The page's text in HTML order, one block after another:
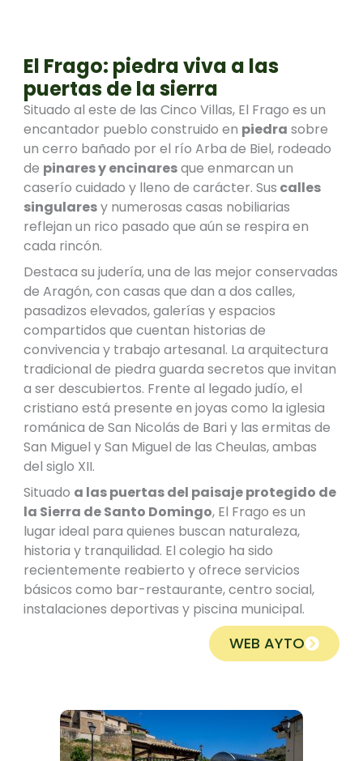
El Frago: piedra viva a las
puertas de la sierra
Situado al este de las Cinco Villas, El Frago es un
encantador pueblo construido en piedra sobre
un cerro bañado por el río Arba de Biel, rodeado
de pinares y encinaresque enmarcan un
caserío cuidado y lleno de carácter. Sus calles
singularesy numerosas casas nobiliarias
reflejan un rico pasado que aún se respira en
cada rincón.
Destaca su judería, una de las mejor conservadas
de Aragón, con casas que dan a dos calles,
pasadizos elevados, galerías y espacios
compartidos que cuentan historias de
convivencia y trabajo artesanal. La arquitectura
tradicional de piedra guarda secretos que invitan
a ser descubiertos. Frente al legado judío, el
cristiano está presente en joyas como la iglesia
románica de San Nicolás de Bari y las ermitas de
San Miguel y San Miguel de las Cheulas, ambas
del siglo XII.
Situado a las puertas del paisaje protegido de
la Sierra de Santo Domingo, El Frago es un
lugar ideal para quienes buscan naturaleza,
historia y tranquilidad. El colegio ha sido
recientemente reabierto y ofrece servicios
básicos como bar-restaurante, centro social,
instalaciones deportivas y piscina municipal.
WEB AYTO